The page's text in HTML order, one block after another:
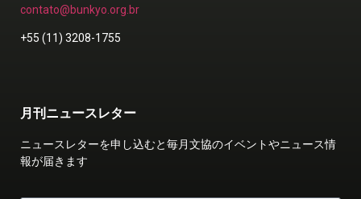
contato@bunkyo.org.br
+55 (11) 3208-1755
月刊ニュースレター
ニュースレターを申し込むと毎月文協のイベントやニュース情
報が届きます